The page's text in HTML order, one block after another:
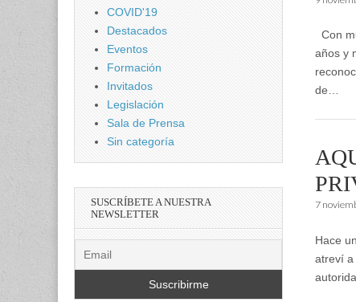
Con
años y
de…
7
Hace
atreví a
COVID'19
Destacados
Eventos
Formación
Invitados
Legislación
Sala de Prensa
Sin categoría
SUSCRÍBETE A NUESTRA
NEWSLETTER